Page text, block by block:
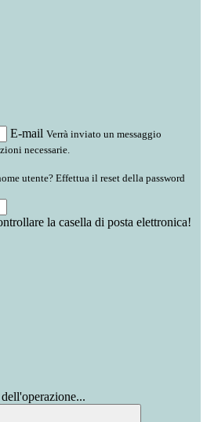
E-mail Verrà inviato un messaggio
necessarie.
utente? Effettua il reset della password
la casella di posta elettronica!